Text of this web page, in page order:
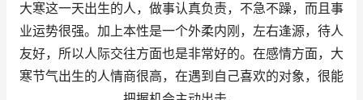
大寒这一天出生的人，做事认真负责，不急不躁，而且事
业运势很强。加上本性是一个外柔内刚，左右逢源，待人
友好，所以人际交往方面也是非常好的。在感情方面，大
寒节气出生的人情商很高，在遇到自己喜欢的对象，很能